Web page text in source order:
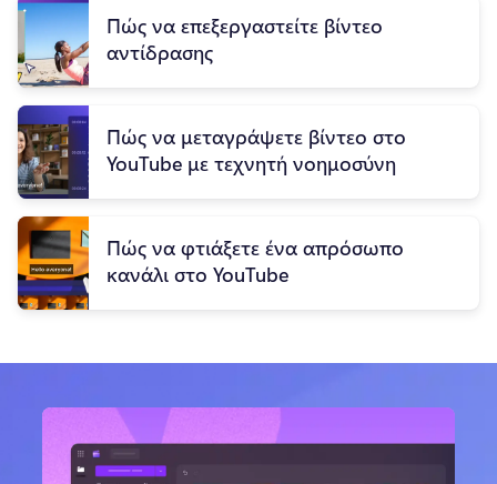
Πώς να επεξεργαστείτε βίντεο
αντίδρασης
Πώς να μεταγράψετε βίντεο στο
YouTube με τεχνητή νοημοσύνη
Πώς να φτιάξετε ένα απρόσωπο
κανάλι στο YouTube